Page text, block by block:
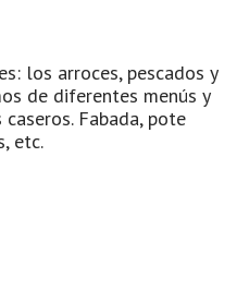
los arroces, pescados y
de diferentes menús y
Fabada, pote
etc.